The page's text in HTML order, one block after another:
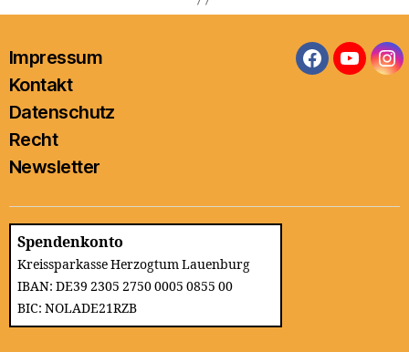
Impressum
Kontakt
Datenschutz
Recht
Newsletter
Facebook
Spendenkonto
Kreissparkasse Herzogtum Lauenburg
IBAN: DE39 2305 2750 0005 0855 00
BIC: NOLADE21RZB